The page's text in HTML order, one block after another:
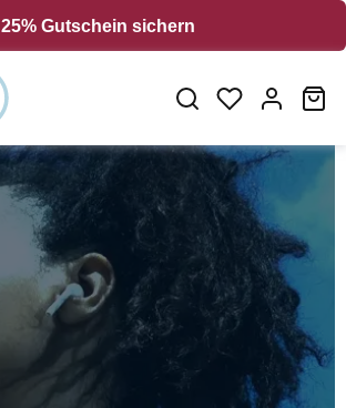
25% Gutschein sichern